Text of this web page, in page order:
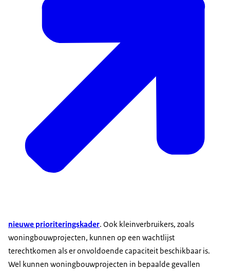
nieuwe prioriteringskader. Ook kleinverbruikers, zoals
woningbouwprojecten, kunnen op een wachtlijst
terechtkomen als er onvoldoende capaciteit beschikbaar is.
Wel kunnen woningbouwprojecten in bepaalde gevallen